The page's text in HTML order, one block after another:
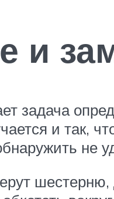
и
задача
и так,
не
шестерню,